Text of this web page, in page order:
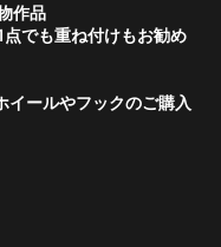
作品
でも重ね付けもお勧め
ールやフックのご購入